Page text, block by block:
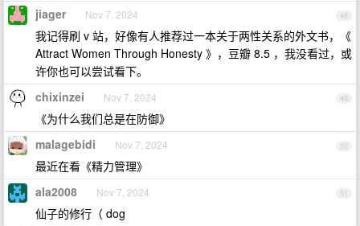
48
jiager Nov 7, 2024
我记得刷 v 站，好像有人推荐过一本关于两性关系的外文书，《
Attract Women Through Honesty 》，豆瓣 8.5 ，我没看过，或
许你也可以尝试看下。
49
chixinzei Nov 7, 2024
《为什么我们总是在防御》
50
malagebidi Nov 7, 2024
最近在看《精力管理》
51
ala2008 Nov 7, 2024
仙子的修行（ dog